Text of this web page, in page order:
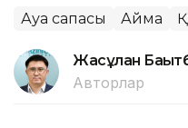
Ауа сапасы Аймақ
Жасұлан
Авторлар